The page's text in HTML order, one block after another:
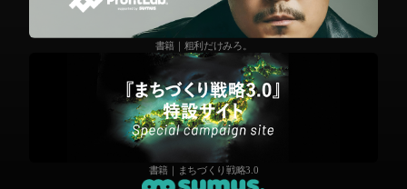
書籍｜粗利だけみろ。
書籍｜まちづくり戦略3.0